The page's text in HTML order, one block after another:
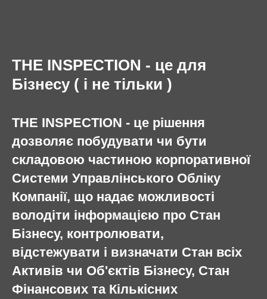
THE INSPECTION - це для
Бізнесу ( і не тільки )
THE INSPECTION - це рішення
дозволяє побудувати чи бути
складовою частиною корпоративної
Системи Управлінського Обліку
Компанії, що надає можливості
володіти інформацією про Cтан
Бізнесу, контролювати,
відстежувати і визначати Стан всіх
Активів чи Об'єктів Бізнесу, Стан
Фінансових та Кількісних